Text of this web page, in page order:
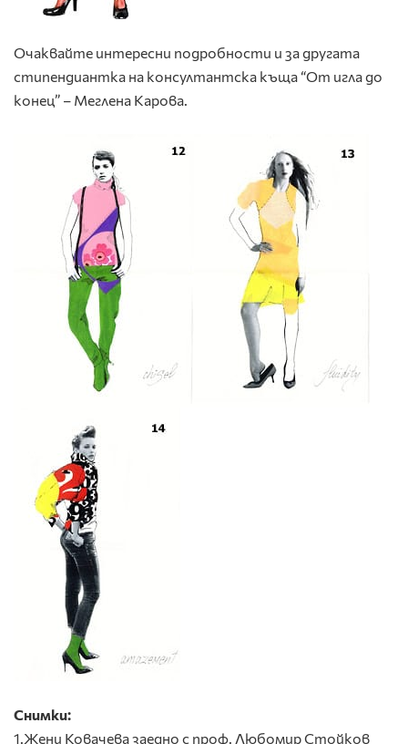
Очаквайте интересни подробности и за другата
стипендиантка на консултантска къща “От игла до
конец” – Меглена Карова.
Снимки:
1.Жени Ковачева заедно с проф. Любомир Стойков